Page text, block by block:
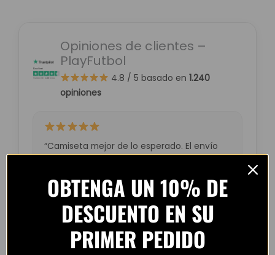
Opiniones de clientes –
PlayFutbol
4.8 / 5 basado en 1.240
opiniones
“Camiseta mejor de lo esperado. El envío
— Laura M. (España)
OBTENGA UN 10% DE
DESCUENTO EN SU
PRIMER PEDIDO